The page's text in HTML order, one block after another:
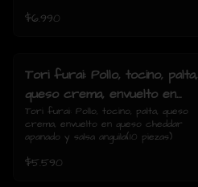
$6.990
Tori furai: Pollo, tocino, palta,
queso crema, envuelto en
queso cheddar apanado y
salsa anguila(10 piezas)
Tori furai: Pollo, tocino, palta, queso
crema, envuelto en queso cheddar
apanado y salsa anguila(10 piezas)
$5.590